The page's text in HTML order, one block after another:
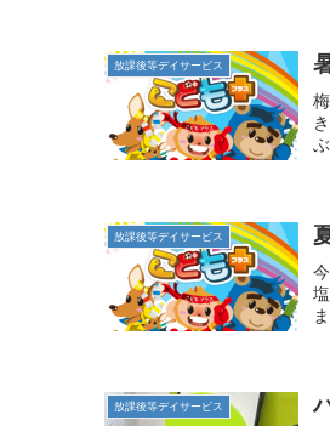
放課後等デイサービス
放課後等デイサービス
放課後等デイサービス